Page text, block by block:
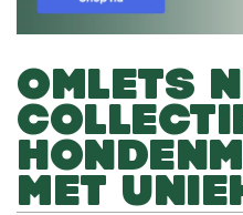
OMLETS
MET